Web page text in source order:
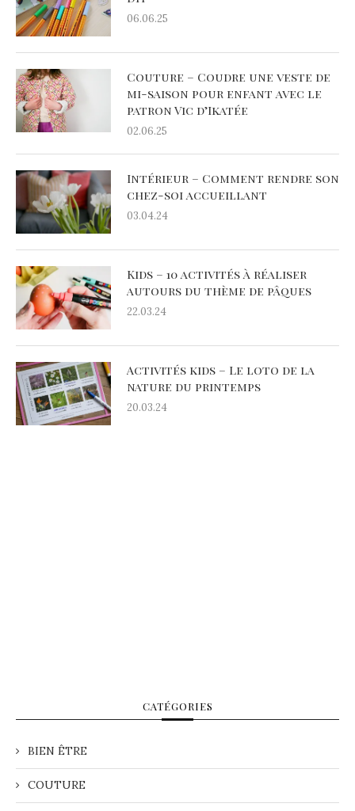
06.06.25
Couture – Coudre une veste de
mi-saison pour enfant avec le
patron Vic d’Ikatée
02.06.25
Intérieur – Comment rendre son
chez-soi accueillant
03.04.24
Kids – 10 activités à réaliser
autours du thème de pâques
22.03.24
Activités kids – Le loto de la
nature du printemps
20.03.24
CATÉGORIES
BIEN ÊTRE
COUTURE